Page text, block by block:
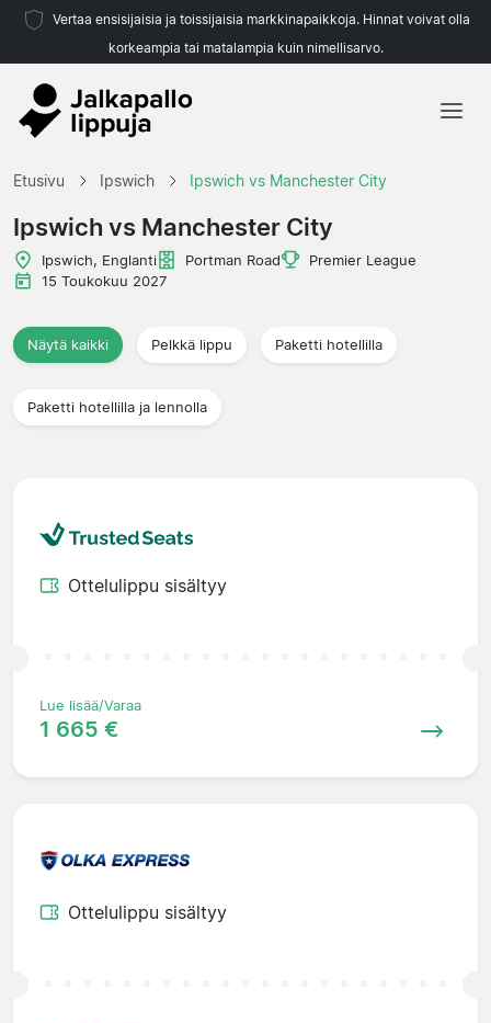
Vertaa ensisijaisia ja toissijaisia markkinapaikkoja. Hinnat voivat olla
korkeampia tai matalampia kuin nimellisarvo.
Etusivu Ipswich Ipswich vs Manchester City
Ipswich vs Manchester City
Ipswich, Englanti Portman Road
Premier League
15 Toukokuu 2027
Näytä kaikki Pelkkä lippu Paketti hotellilla
Paketti hotellilla ja lennolla
Ottelulippu sisältyy
Lue lisää/Varaa
1 665 €
Ottelulippu sisältyy